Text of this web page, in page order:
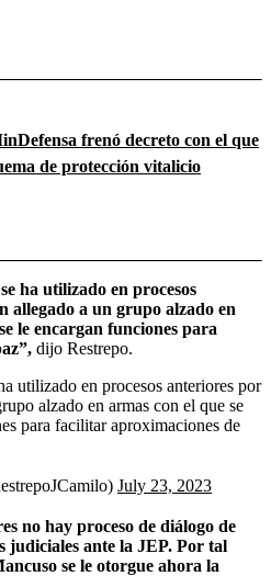
frenó decreto con el que
de protección vitalicio
ha utilizado en procesos
allegado a un grupo alzado en
le encargan funciones para
dijo Restrepo.
utilizado en procesos anteriores por
alzado en armas con el que se
para facilitar aproximaciones de
July 23, 2023
no hay proceso de diálogo de
judiciales ante la JEP. Por tal
se le otorgue ahora la